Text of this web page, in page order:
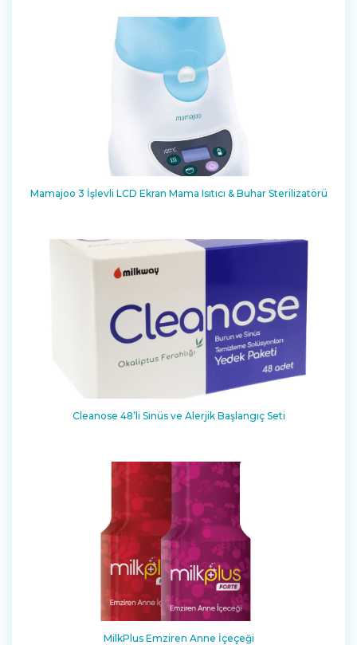
Mamajoo 3 İşlevli LCD Ekran Mama Isıtıcı & Buhar Sterilizatörü
Cleanose 48’li Sinüs ve Alerjik Başlangıç Seti
MilkPlus Emziren Anne İçeçeği